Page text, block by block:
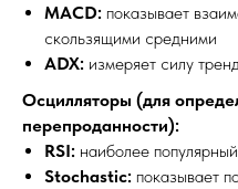
MACD: показывает
скользящими средними
ADX: измеряет силу
Осцилляторы (для
перепроданности):
RSI: наиболее
Stochastic: показывает